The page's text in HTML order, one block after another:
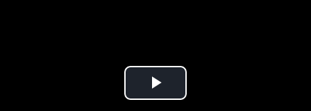
Play Video